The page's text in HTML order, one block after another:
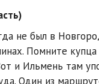
не был в
Помните
и Ильмень там
Один из